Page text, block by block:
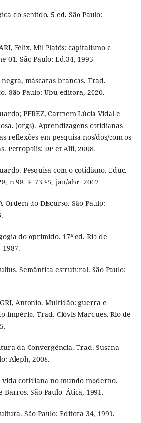
do sentido. 5 ed. São Paulo:
Félix. Mil Platôs: capitalismo e
01. São Paulo: Ed.34, 1995.
negra, máscaras brancas. Trad.
São Paulo: Ubu editora, 2020.
PEREZ, Carmem Lúcia Vidal e
(orgs). Aprendizagens cotidianas
reflexões em pesquisa nos/dos/com os
Petropolis: DP et Alii, 2008.
Pesquisa com o cotidiano. Educ.
n 98. P. 73-95, jan/abr. 2007.
Ordem do Discurso. São Paulo:
do oprimido. 17ª ed. Rio de
1987.
Semântica estrutural. São Paulo:
Antonio. Multidão: guerra e
império. Trad. Clóvis Marques. Rio de
da Convergência. Trad. Susana
Aleph, 2008.
vida cotidiana no mundo moderno.
Barros. São Paulo: Ática, 1991.
São Paulo: Editora 34, 1999.